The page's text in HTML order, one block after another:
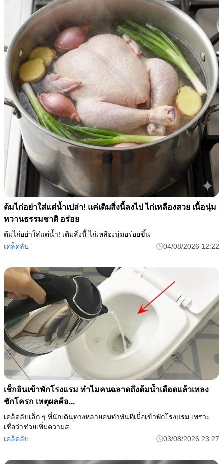
ต้มไก่อย่าใส่แต่น้ำเปล่า! แค่เติมสิ่งนี้ลงไป ไก่เหลืองสวย เนื้อนุ่ม
หวานธรรมชาติ อร่อย
ต้มไก่อย่าใส่แต่น้ำ! เติมสิ่งนี้ ไก่เหลืองนุ่มอร่อยขึ้น
เคล็ดลับ
04/08/2026 12:22
เช็กอินเข้าพักโรงแรม ทำไมคนฉลาดถึงต้มน้ำเดือดแล้วเทลง
ชักโครก เหตุผลคือ...
เคล็ดลับเล็ก ๆ ที่นักเดินทางหลายคนทำทันทีเมื่อเข้าพักโรงแรม เพราะ
เชื่อว่าช่วยเพิ่มความส
เคล็ดลับ
03/08/2026 23:27